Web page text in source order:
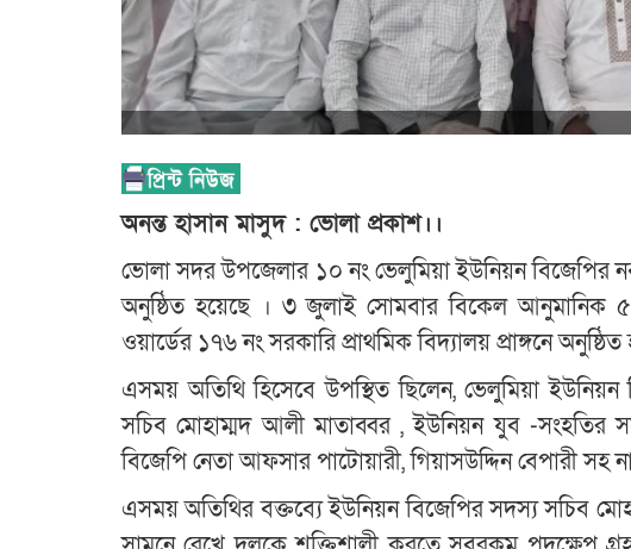
অনন্ত হাসান মাসুদ : ভোলা প্রকাশ।।
ভোলা সদর উপজেলার ১০ নং ভেলুমিয়া ইউনিয়ন বিজেপির
অনুষ্ঠিত হয়েছে । ৩ জুলাই সোমবার বিকেল আনুমানিক ৫
ওয়ার্ডের ১৭৬ নং সরকারি প্রাথমিক বিদ্যালয় প্রাঙ্গনে
এসময় অতিথি হিসেবে উপস্থিত ছিলেন, ভেলুমিয়া
সচিব মোহাম্মদ আলী মাতাব্বর , ইউনিয়ন যুব -সংহতির
বিজেপি নেতা আফসার পাটোয়ারী, গিয়াসউদ্দিন বেপারী সহ
এসময় অতিথির বক্তব্যে ইউনিয়ন বিজেপির সদস্য সচিব